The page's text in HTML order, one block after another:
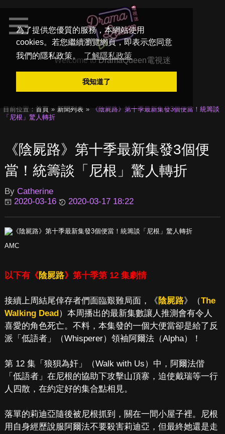
為了提供您優質的服務，本網站使用
cookies。若您繼續瀏覽網頁，即表示您同意
我們的隱私政策。
了解隱私政策
我知道了
Welcome toDramaQueen電視迷
目前位置： 首頁 新聞列表
《陰屍路》第十季最新集發3個便當！統籌談
「尼根」驚人轉折
《陰屍路》第十季最新集發3個便
當！統籌談「尼根」驚人轉折
By Catherine
2020-03-16
2020-03-17 18:22
AMC
以下有《陰屍路》第十季第 12 集劇情
接續上周結尾倖存者們面臨艱難局面，《陰屍路》（The
Walking Dead）本周播出的最新集數讓人推測會有令人
喜愛的角色死亡。不料，本集發的一個大便當卻是給了反
派「低語者」（Whisperer）領袖阿爾法（Alpha）！
第 12 集「狼狽為奸」（Walk with Us）中，阿爾法偕
「低語者」在尼根的協助下攻擊山頂寨，迫使戴瑞等一行
人四散，在約定好的集合點相見。
落單的莉迪亞隨後被尼根抓到，關在一間小屋子裡。尼根
用自身經歷說服阿爾法不要殺害莉迪亞，但最終她還是走